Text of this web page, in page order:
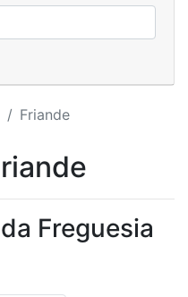
Friande
Freguesia